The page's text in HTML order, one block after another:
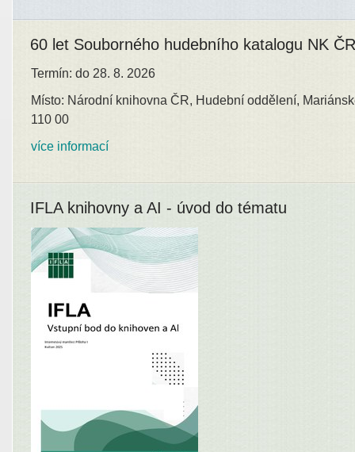
60 let Souborného hudebního katalogu NK ČR
Termín: do 28. 8. 2026
Místo: Národní knihovna ČR, Hudební oddělení,
110 00
více informací
IFLA knihovny a AI - úvod do tématu